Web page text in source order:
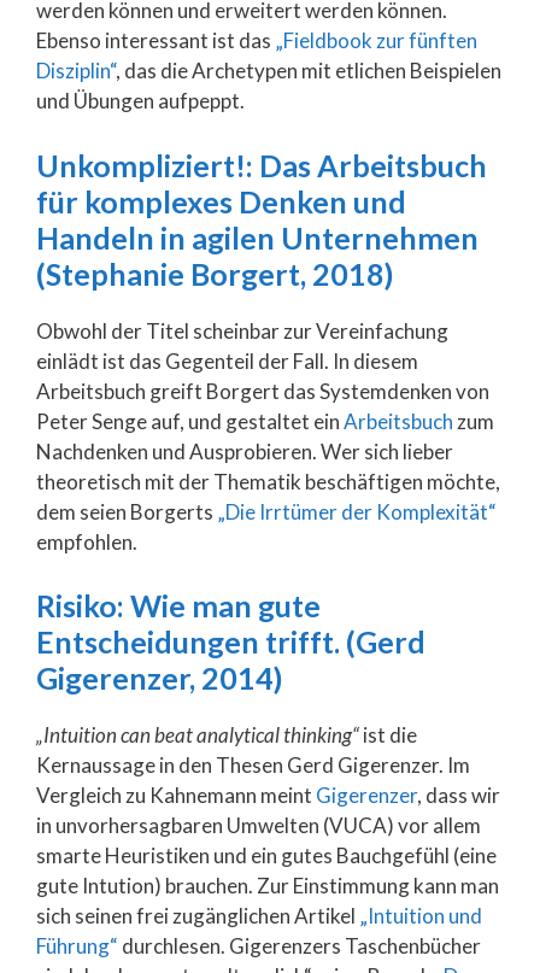
werden können und erweitert werden können.
Ebenso interessant ist das „Fieldbook zur fünften
Disziplin“, das die Archetypen mit etlichen Beispielen
und Übungen aufpeppt.
Unkompliziert!: Das Arbeitsbuch
für komplexes Denken und
Handeln in agilen Unternehmen
(Stephanie Borgert, 2018)
Obwohl der Titel scheinbar zur Vereinfachung
einlädt ist das Gegenteil der Fall. In diesem
Arbeitsbuch greift Borgert das Systemdenken von
Peter Senge auf, und gestaltet einArbeitsbuch zum
Nachdenken und Ausprobieren. Wer sich lieber
theoretisch mit der Thematik beschäftigen möchte,
dem seien Borgerts „Die Irrtümer der Komplexität“
empfohlen.
Risiko: Wie man gute
Entscheidungen trifft. (Gerd
Gigerenzer, 2014)
„Intuition can beat analytical thinking“ist die
Kernaussage in den Thesen Gerd Gigerenzer. Im
Vergleich zu Kahnemann meint Gigerenzer, dass wir
in unvorhersagbaren Umwelten (VUCA) vor allem
smarte Heuristiken und ein gutes Bauchgefühl (eine
gute Intution) brauchen. Zur Einstimmung kann man
sich seinen frei zugänglichen Artikel „Intuition und
Führung“ durchlesen. Gigerenzers Taschenbücher